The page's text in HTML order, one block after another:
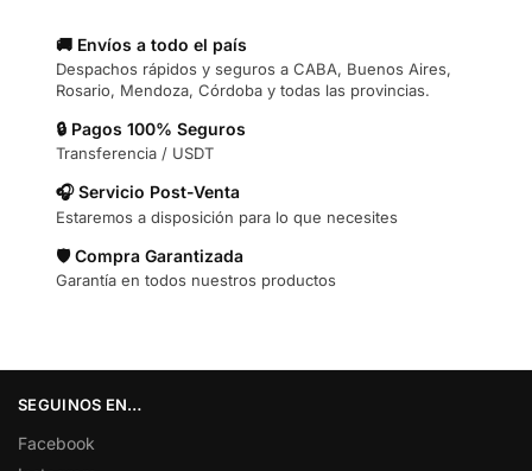
🚚 Envíos a todo el país
Despachos rápidos y seguros a CABA, Buenos Aires,
Rosario, Mendoza, Córdoba y todas las provincias.
🔒 Pagos 100% Seguros
Transferencia / USDT
🎧 Servicio Post-Venta
Estaremos a disposición para lo que necesites
🛡️ Compra Garantizada
Garantía en todos nuestros productos
SEGUINOS EN…
Facebook